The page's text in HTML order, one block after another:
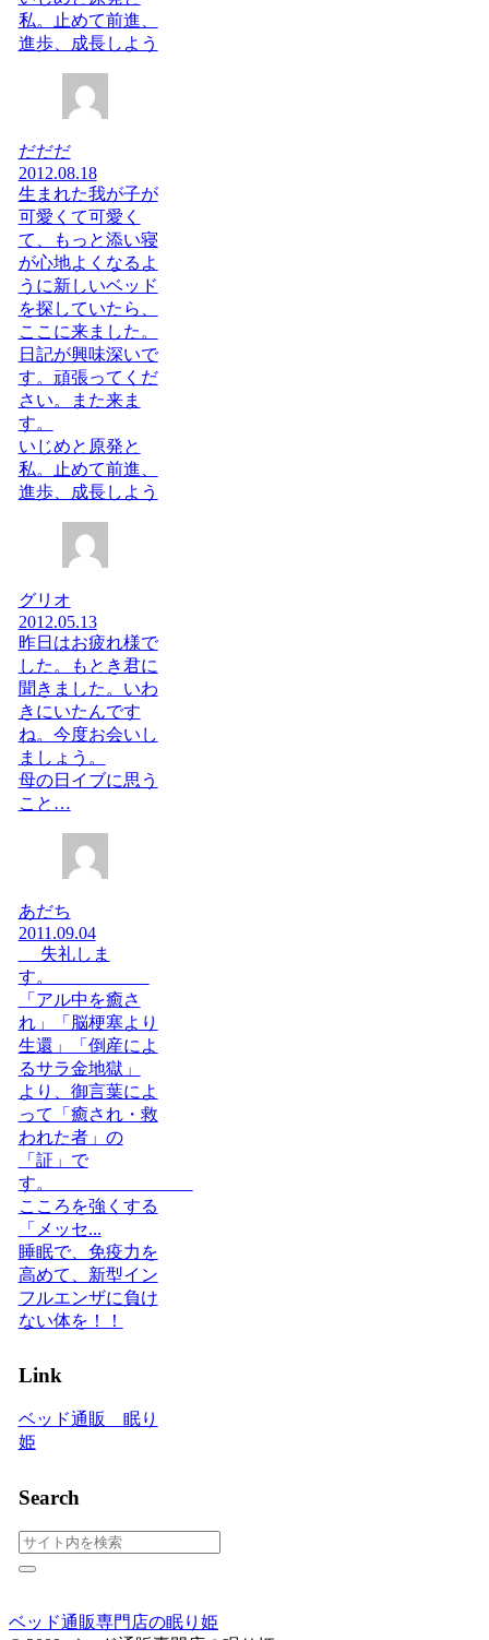
私。止めて前進、
進歩、成長しよう
だだだ
2012.08.18
生まれた我が子が
可愛くて可愛く
て、もっと添い寝
が心地よくなるよ
うに新しいベッド
を探していたら、
ここに来ました。
日記が興味深いで
す。頑張ってくだ
さい。また来ま
す。
いじめと原発と
私。止めて前進、
進歩、成長しよう
グリオ
2012.05.13
昨日はお疲れ様で
した。もとき君に
聞きました。いわ
きにいたんです
ね。今度お会いし
ましょう。
母の日イブに思う
こと…
あだち
2011.09.04
失礼しま
す。
「アル中を癒さ
れ」「脳梗塞より
生還」「倒産によ
るサラ金地獄」
より、御言葉によ
って「癒され・救
われた者」の
「証」で
す。
こころを強くする
「メッセ...
睡眠で、免疫力を
高めて、新型イン
フルエンザに負け
ない体を！！
Link
ベッド通販 眠り
姫
Search
ベッド通販専門店の眠り姫